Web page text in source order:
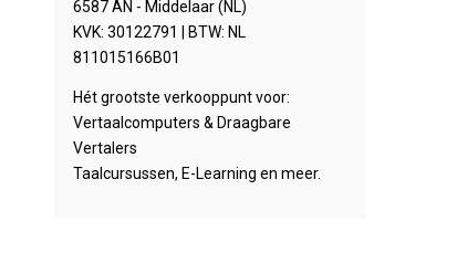
6587 AN - Middelaar (NL)
KVK: 30122791 | BTW: NL
811015166B01
Hét grootste verkooppunt voor:
Vertaalcomputers & Draagbare
Vertalers
Taalcursussen, E-Learning en meer.